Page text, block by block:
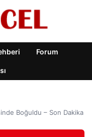
Forum
Boğuldu – Son Dakika